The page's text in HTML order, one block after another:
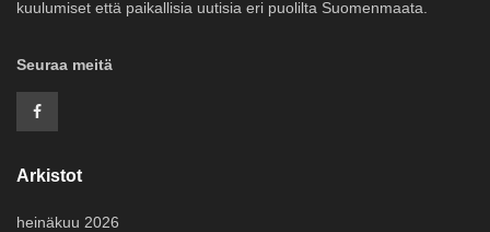
kuulumiset että paikallisia uutisia eri puolilta Suomenmaata.
Seuraa meitä
Arkistot
heinäkuu 2026